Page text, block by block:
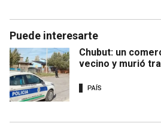
Puede interesarte
Chubut: un
vecino y murió
PAÍS